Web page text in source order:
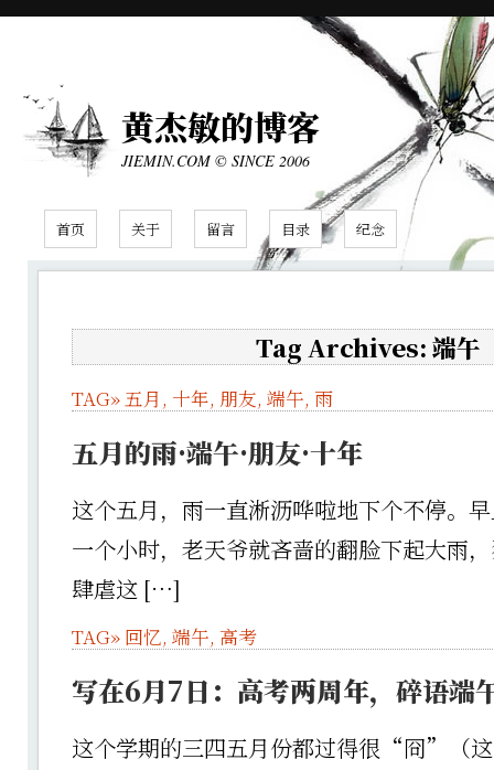
黄杰敏的博客
JIEMIN.COM © SINCE 2006
首页 关于 留言 目录 纪念
Tag Archives: 端午
TAG»五月 , 十年, 朋友, 端午, 雨
五月的雨·端午·朋友·十年
这个五月，雨一直淅沥哗啦地下个不停。
一个小时，老天爷就吝啬的翻脸下起大雨
肆虐这 […]
TAG» 回忆, 端午, 高考
写在6月7日：高考两周年，碎语端
这个学期的三四五月份都过得很“冏”（